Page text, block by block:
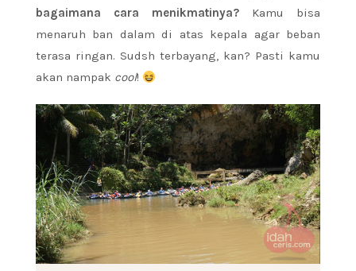
bagaimana cara menikmatinya? Kamu bisa
menaruh ban dalam di atas kepala agar beban
terasa ringan. Sudsh terbayang, kan? Pasti kamu
akan nampak cool!